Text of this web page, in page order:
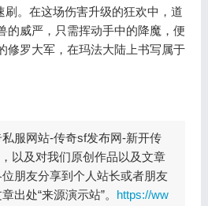
刷。在这场伤害升级的狂欢中，道
的威严，只需挥动手中的降魔，便
修罗大军，在玛法大陆上书写属于
服网站-传奇sf发布网-新开传
以及对我们原创作品以及文章
朋友分享到个人站长或者朋友
出处“来源演示站”。 https://ww